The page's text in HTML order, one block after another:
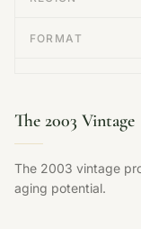
FORMAT
The 2003 Vintage
The 2003 vintage
aging potential.